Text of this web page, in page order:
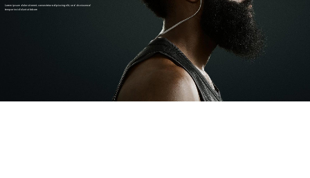
Lorem ipsum dolor sit amet, consectetur adipiscing elit, sed do eiusmod
tempor incididunt ut labore